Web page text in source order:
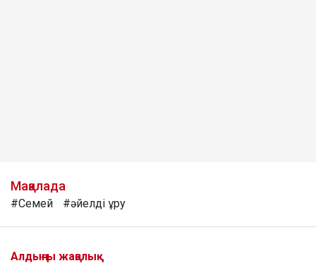
Мақалада
#Семей #әйелді ұру
Алдыңғы жаңалық